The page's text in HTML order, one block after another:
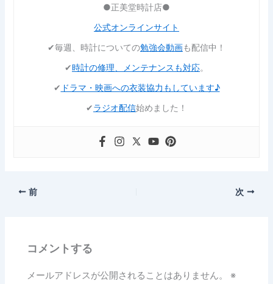
●正美堂時計店●
公式オンラインサイト
✔︎毎週、時計についての勉強会動画も配信中！
✔︎時計の修理、メンテナンスも対応。
✔︎ ドラマ・映画への衣装協力もしています♪
✔︎ラジオ配信始めました！
前 次
コメントする
メールアドレスが公開されることはありません。
※